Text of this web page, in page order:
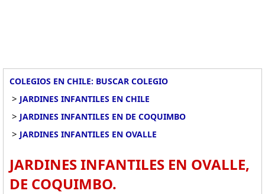
COLEGIOS EN CHILE: BUSCAR COLEGIO
> JARDINES INFANTILES EN CHILE
> JARDINES INFANTILES EN DE COQUIMBO
> JARDINES INFANTILES EN OVALLE
JARDINES INFANTILES EN OVALLE,
DE COQUIMBO.